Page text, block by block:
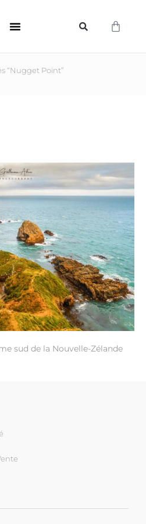
“Nugget Point”
sud de la Nouvelle-Zélande